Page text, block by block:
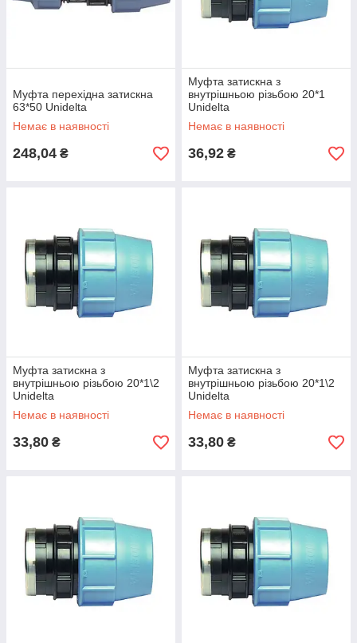
Муфта перехідна затискна
63*50 Unidelta
Немає в наявності
248,04 ₴
Муфта затискна з
внутрішньою різьбою 20*1
Unidelta
Немає в наявності
36,92 ₴
Муфта затискна з
внутрішньою різьбою 20*1\2
Unidelta
Немає в наявності
33,80 ₴
Муфта затискна з
внутрішньою різьбою 20*1\2
Unidelta
Немає в наявності
33,80 ₴